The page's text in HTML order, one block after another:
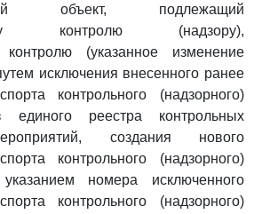
объект, подлежащий
контролю (надзору),
контролю (указанное изменение
исключения внесенного ранее
контрольного (надзорного)
единого реестра контрольных
создания нового
контрольного (надзорного)
номера исключенного
контрольного (надзорного)